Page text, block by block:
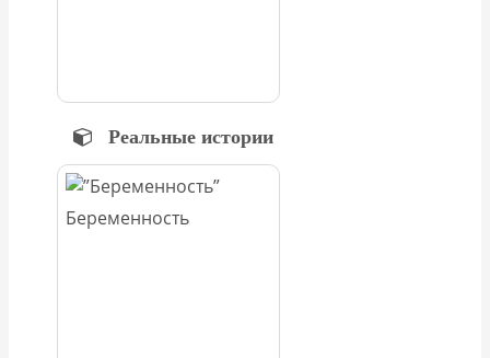
Реальные истории
Беременность